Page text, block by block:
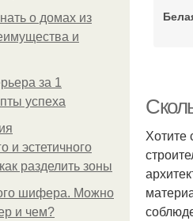
о домах из
и
за 1
успеха
и эстетичного
разделить зоны
шифера. Можно
и чем?
Хотите